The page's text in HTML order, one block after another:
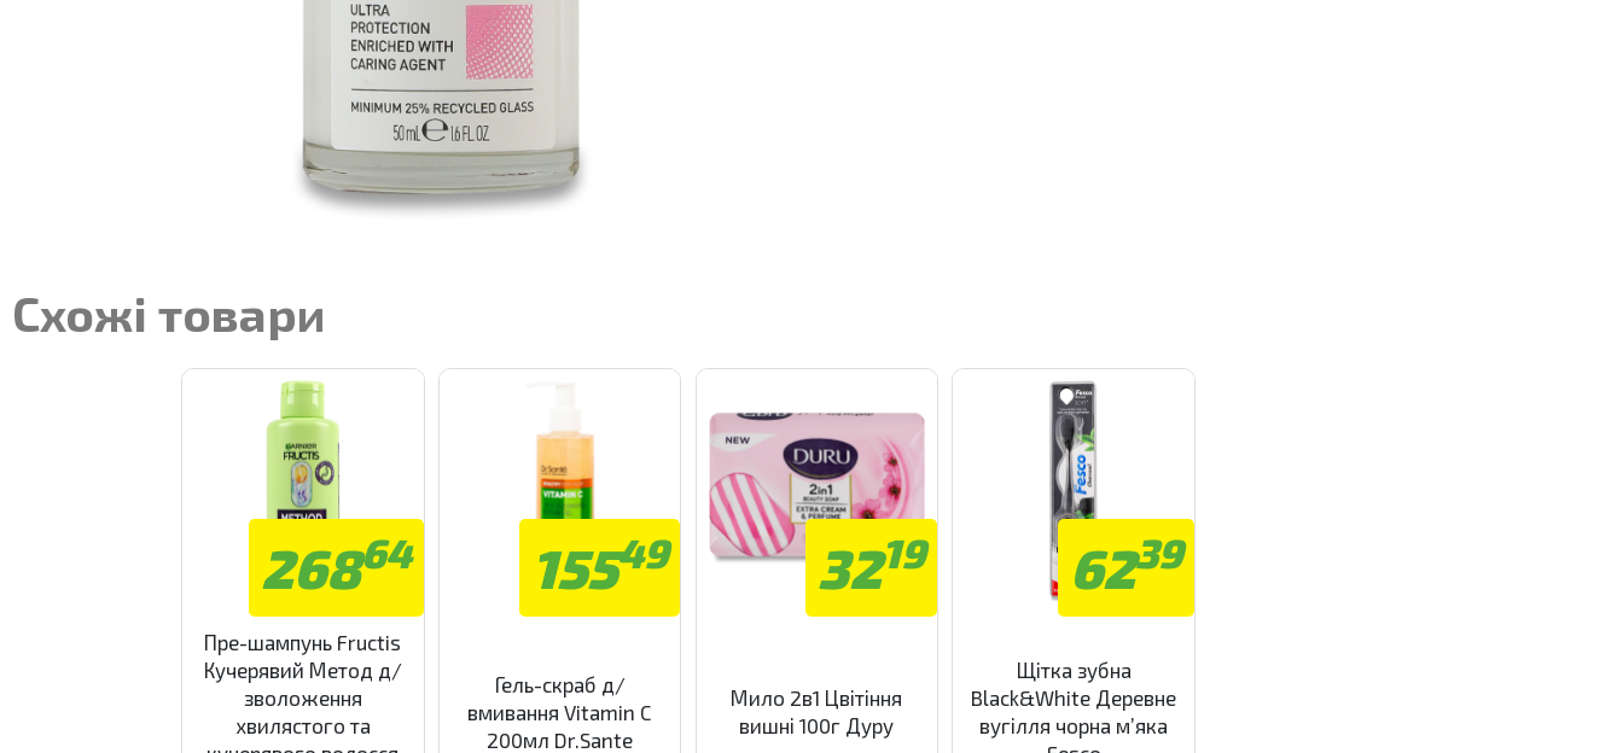
Схожі товари
26864
Пре-шампунь Fructis
Кучерявий Метод д/
зволоження
хвилястого та
15549
Гель-скраб д/
вмивання Vitamin C
200мл Dr.Sante
3219
Мило 2в1 Цвітіння
вишні 100г Дуру
6239
Щітка зубна
Black&White Деревне
вугілля чорна м’яка